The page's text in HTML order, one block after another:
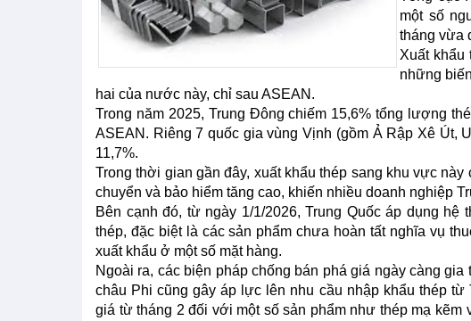
một số
tháng vừa
Xuất khẩu
những
hai của nước này, chỉ sau ASEAN.
Trong năm 2025, Trung Đông chiếm 15,6% tổng lượng
ASEAN. Riêng 7 quốc gia vùng Vịnh (gồm Ả Rập Xê Út,
11,7%.
Trong thời gian gần đây, xuất khẩu thép sang khu vực
chuyển và bảo hiểm tăng cao, khiến nhiều doanh nghiệp
Bên cạnh đó, từ ngày 1/1/2026, Trung Quốc áp dụng
thép, đặc biệt là các sản phẩm chưa hoàn tất nghĩa vụ
xuất khẩu ở một số mặt hàng.
Ngoài ra, các biện pháp chống bán phá giá ngày càng
châu Phi cũng gây áp lực lên nhu cầu nhập khẩu thép
giá từ tháng 2 đối với một số sản phẩm như thép mạ